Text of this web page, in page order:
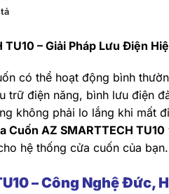
– Giải Pháp Lưu Điện
có thể hoạt động bình
trữ điện năng, bình lưu điện
không phải lo lắng khi mất
Cuốn AZ SMARTTECH TU10
hệ thống cửa cuốn của bạn.
– Công Nghệ Đức,